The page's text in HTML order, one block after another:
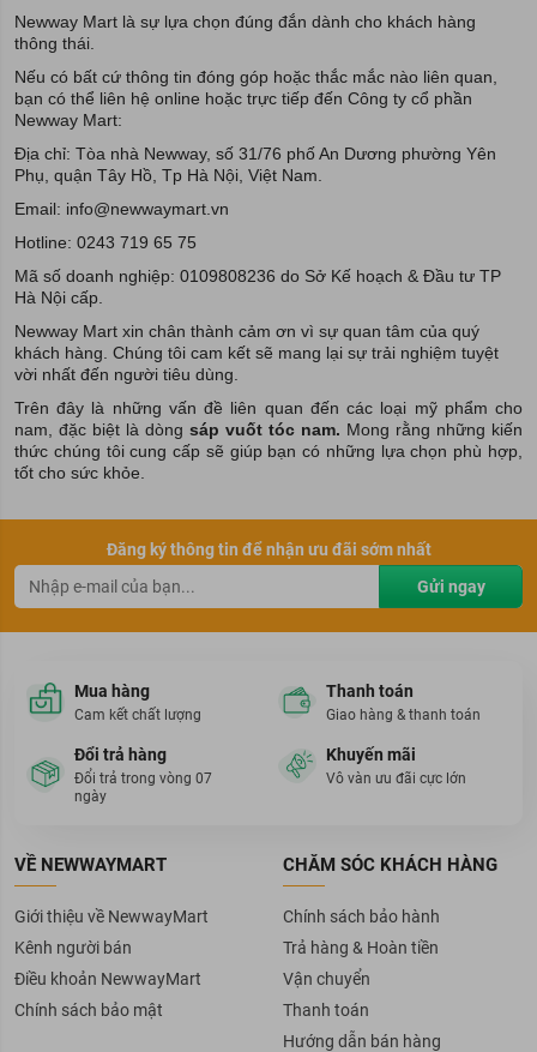
Newway Mart là sự lựa chọn đúng đắn dành cho khách hàng
thông thái.
Nếu có bất cứ thông tin đóng góp hoặc thắc mắc nào liên quan,
bạn có thể liên hệ online hoặc trực tiếp đến Công ty cổ phần
Newway Mart:
Địa chỉ: Tòa nhà Newway, số 31/76 phố An Dương phường Yên
Phụ, quận Tây Hồ, Tp Hà Nội, Việt Nam.
Email: info@newwaymart.vn
Hotline: 0243 719 65 75
Mã số doanh nghiệp: 0109808236 do Sở Kế hoạch & Đầu tư TP
Hà Nội cấp.
Newway Mart xin chân thành cảm ơn vì sự quan tâm của quý
khách hàng. Chúng tôi cam kết sẽ mang lại sự trải nghiệm tuyệt
vời nhất đến người tiêu dùng.
Trên đây là những vấn đề liên quan đến các loại mỹ phẩm cho
nam, đặc biệt là dòng sáp vuốt tóc nam. Mong rằng những kiến
thức chúng tôi cung cấp sẽ giúp bạn có những lựa chọn phù hợp,
tốt cho sức khỏe.
Đăng ký thông tin để nhận ưu đãi sớm nhất
Gửi ngay
Mua hàng
Cam kết chất lượng
Thanh toán
Giao hàng & thanh toán
Đổi trả hàng
Đổi trả trong vòng 07
ngày
Khuyến mãi
Vô vàn ưu đãi cực lớn
VỀ NEWWAYMART
Giới thiệu về NewwayMart
Kênh người bán
Điều khoản NewwayMart
Chính sách bảo mật
CHĂM SÓC KHÁCH HÀNG
Chính sách bảo hành
Trả hàng & Hoàn tiền
Vận chuyển
Thanh toán
Hướng dẫn bán hàng